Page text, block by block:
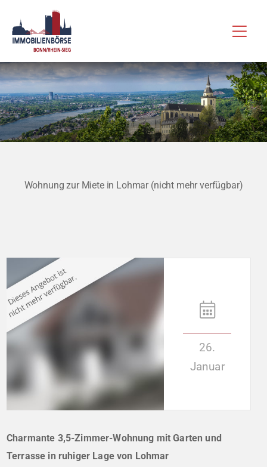
Inhalt
springen
Wohnung zur Miete in Lohmar (nicht mehr verfügbar)
26.
Januar
Charmante 3,5-Zimmer-Wohnung mit Garten und
Terrasse in ruhiger Lage von Lohmar